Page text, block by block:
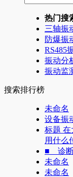
热门搜
三轴振
防爆振
RS485
振动分
振动监
搜索排行榜
未命名
设备振
标题 在
用什么
■ 诊断
未命名
未命名